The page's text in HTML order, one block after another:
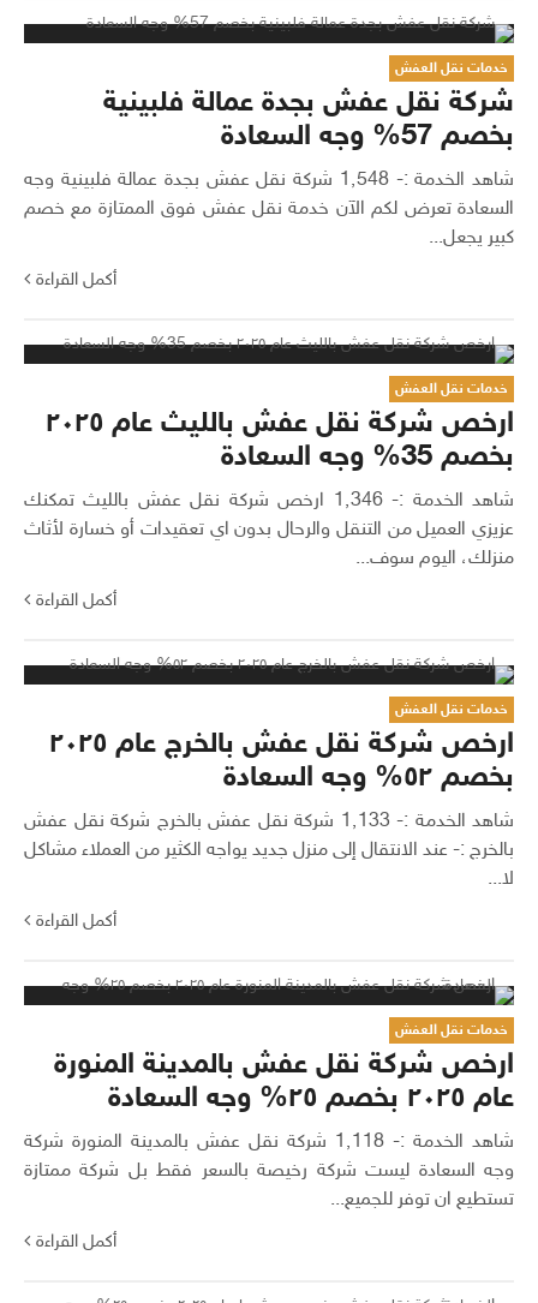
خدمات نقل العفش
شركة نقل عفش بجدة عمالة فلبينية
بخصم 57% وجه السعادة
شاهد الخدمة :- 1٬548 شركة نقل عفش بجدة عمالة فلبينية وجه
السعادة تعرض لكم الآن خدمة نقل عفش فوق الممتازة مع خصم
كبير يجعل...
أكمل القراءة
خدمات نقل العفش
ارخص شركة نقل عفش بالليث عام ٢٠٢٥
بخصم 35% وجه السعادة
شاهد الخدمة :- 1٬346 ارخص شركة نقل عفش بالليث تمكنك
عزيزي العميل من التنقل والرحال بدون اي تعقيدات أو خسارة لأثاث
منزلك، اليوم سوف...
أكمل القراءة
خدمات نقل العفش
ارخص شركة نقل عفش بالخرج عام ٢٠٢٥
بخصم ٥٢% وجه السعادة
شاهد الخدمة :- 1٬133 شركة نقل عفش بالخرج شركة نقل عفش
بالخرج :- عند الانتقال إلى منزل جديد يواجه الكثير من العملاء مشاكل
لا...
أكمل القراءة
خدمات نقل العفش
ارخص شركة نقل عفش بالمدينة المنورة
عام ٢٠٢٥ بخصم ٢٥% وجه السعادة
شاهد الخدمة :- 1٬118 شركة نقل عفش بالمدينة المنورة شركة
وجه السعادة ليست شركة رخيصة بالسعر فقط بل شركة ممتازة
تستطيع ان توفر للجميع...
أكمل القراءة